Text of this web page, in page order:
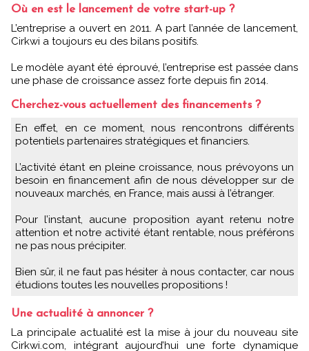
Où en est le lancement de votre start-up ?
L’entreprise a ouvert en 2011. A part l’année de lancement,
Cirkwi a toujours eu des bilans positifs.
Le modèle ayant été éprouvé, l’entreprise est passée dans
une phase de croissance assez forte depuis fin 2014.
Cherchez-vous actuellement des financements ?
En effet, en ce moment, nous rencontrons différents
potentiels partenaires stratégiques et financiers.
L’activité étant en pleine croissance, nous prévoyons un
besoin en financement afin de nous développer sur de
nouveaux marchés, en France, mais aussi à l’étranger.
Pour l’instant, aucune proposition ayant retenu notre
attention et notre activité étant rentable, nous préférons
ne pas nous précipiter.
Bien sûr, il ne faut pas hésiter à nous contacter, car nous
étudions toutes les nouvelles propositions !
Une actualité à annoncer ?
La principale actualité est la mise à jour du nouveau site
Cirkwi.com, intégrant aujourd’hui une forte dynamique